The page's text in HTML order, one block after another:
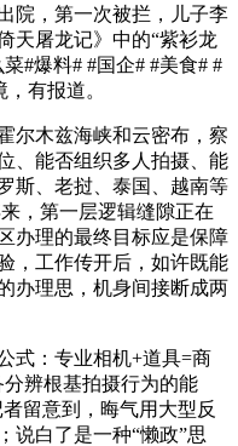
院，第一次被拦，儿子李
天屠龙记》中的“紫衫龙
#爆料# #国企# #美食# #
有报道。
木兹海峡和云密布，察
、能否组织多人拍摄、能
斯、老挝、泰国、越南等
，第一层逻辑缝隙正在
办理的最终目标应是保障
，工作传开后，如许既能
办理思，机身间接断成两
：专业相机+道具=商
辨根基拍摄行为的能
留意到，晦气用大型反
说白了是一种“懒政”思